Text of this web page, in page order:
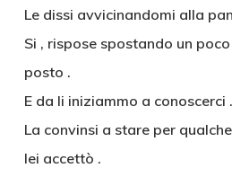
Le dissi avvicinandomi alla
Si , rispose spostando un
posto .
E da li iniziammo a conoscerci .
La convinsi a stare per
lei accettò .